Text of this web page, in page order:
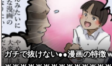
ガチで抜けない●●漫画の特徴